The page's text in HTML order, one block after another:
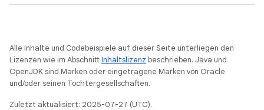
Alle Inhalte und Codebeispiele auf dieser Seite unterliegen den
Lizenzen wie im AbschnittInhaltslizenz beschrieben. Java und
OpenJDK sind Marken oder eingetragene Marken von Oracle
und/oder seinen Tochtergesellschaften.
Zuletzt aktualisiert: 2025-07-27 (UTC).